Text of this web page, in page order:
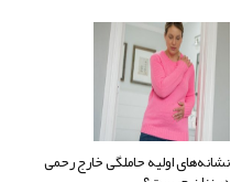
نشانه‌های اولیه حاملگی خارج رحمی